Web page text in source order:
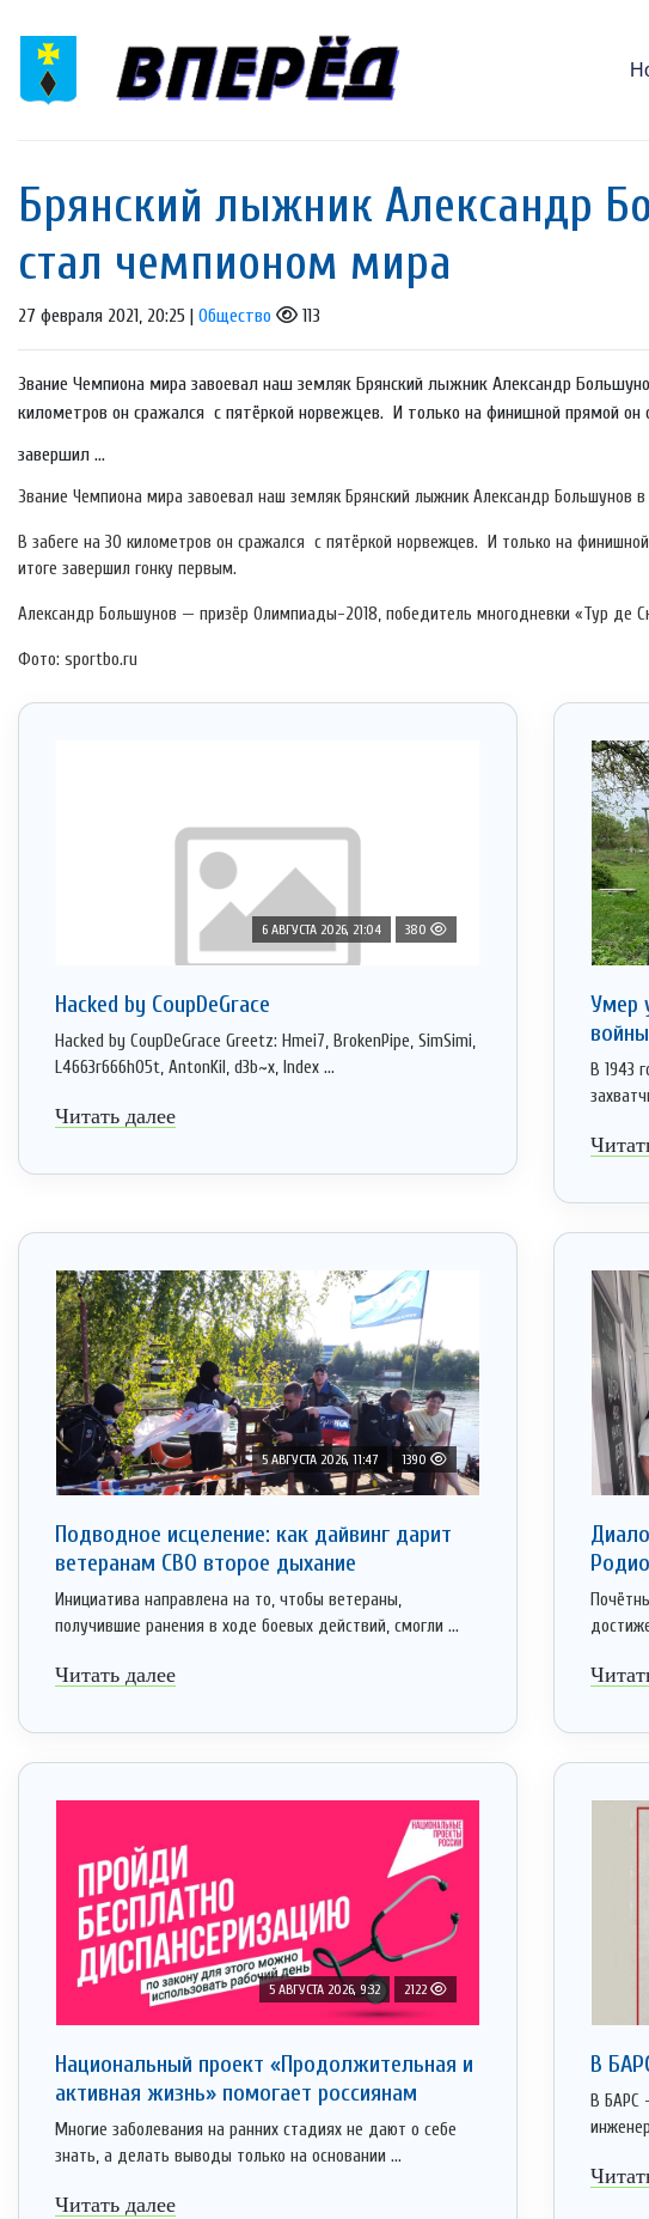
Брянский лыжник Александр
стал чемпионом мира
27 февраля 2021, 20:25 | Общество 113
Звание Чемпиона мира завоевал наш земляк Брянский лыжник Александр
километров он сражался с пятёркой норвежцев. И только на финишной прямой он
завершил ...
Звание Чемпиона мира завоевал наш земляк Брянский лыжник Александр Большунов
В забеге на 30 километров он сражался с пятёркой норвежцев. И только на
итоге завершил гонку первым.
Александр Большунов — призёр Олимпиады-2018, победитель многодневки «Тур де
Фото: sportbo.ru
6 АВГУСТА 2026, 21:04 380
Hacked by CoupDeGrace
Hacked by CoupDeGrace Greetz: Hmei7, BrokenPipe, SimSimi,
L4663r666h05t, AntonKil, d3b~x, Index ...
Читать далее
Умер
В 1943
5 АВГУСТА 2026, 11:47 1390
Подводное исцеление: как дайвинг дарит
ветеранам СВО второе дыхание
Инициатива направлена на то, чтобы ветераны,
получившие ранения в ходе боевых действий, смогли ...
Читать далее
5 АВГУСТА 2026, 9:32 2122
Национальный проект «Продолжительная и
активная жизнь» помогает россиянам
Многие заболевания на ранних стадиях не дают о себе
знать, а делать выводы только на основании ...
Читать далее
В
В БАРС